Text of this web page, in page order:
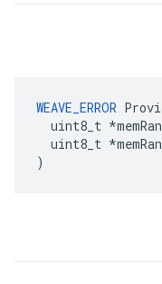
WEAVE_ERROR
uint8_t
uint8_t
)